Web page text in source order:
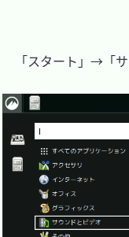
「スタート」→「サ